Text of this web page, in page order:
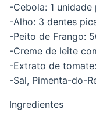
-Cebola: 1 unidade
-Alho: 3 dentes
-Peito de Frango:
-Creme de leite
-Extrato de
-Sal, Pimenta-do-
Ingredientes